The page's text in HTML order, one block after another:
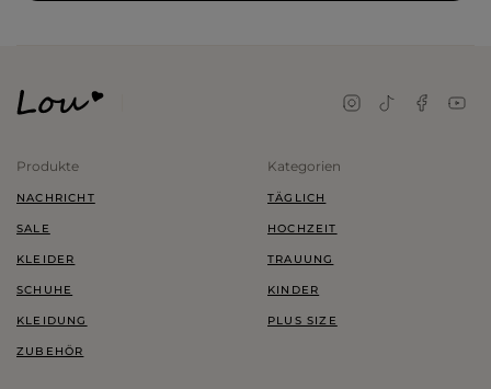
Produkte
NACHRICHT
SALE
KLEIDER
SCHUHE
KLEIDUNG
ZUBEHÖR
Kategorien
TÄGLICH
HOCHZEIT
TRAUUNG
KINDER
PLUS SIZE